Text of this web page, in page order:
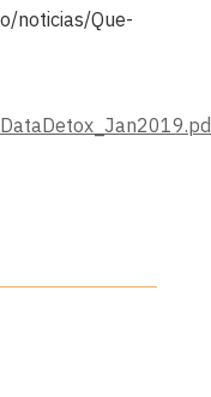
noticias/Que-